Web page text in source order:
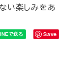
い楽しみをあ
Save